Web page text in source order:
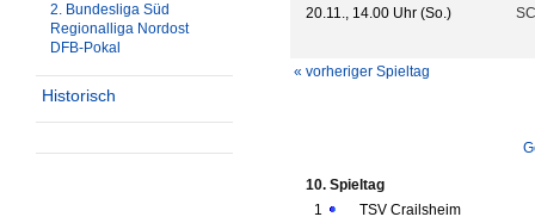
2. Bundesliga Süd
Regionalliga Nordost
DFB-Pokal
Historisch
20.11., 14.00 Uhr (So.)
« vorheriger Spieltag
10. Spieltag
1
TSV Crailsheim